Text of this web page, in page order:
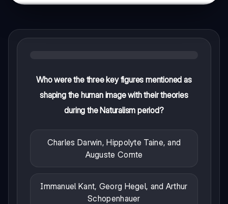
Who were the three key figures mentioned as
shaping the human image with their theories
during the Naturalism period?
Charles Darwin, Hippolyte Taine, and
Auguste Comte
Immanuel Kant, Georg Hegel, and Arthur
Schopenhauer